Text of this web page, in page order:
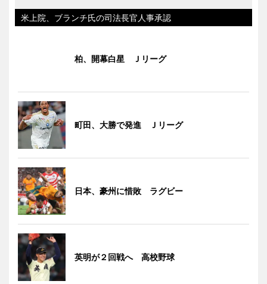
米上院、ブランチ氏の司法長官人事承認
柏、開幕白星 Ｊリーグ
町田、大勝で発進 Ｊリーグ
日本、豪州に惜敗 ラグビー
英明が２回戦へ 高校野球